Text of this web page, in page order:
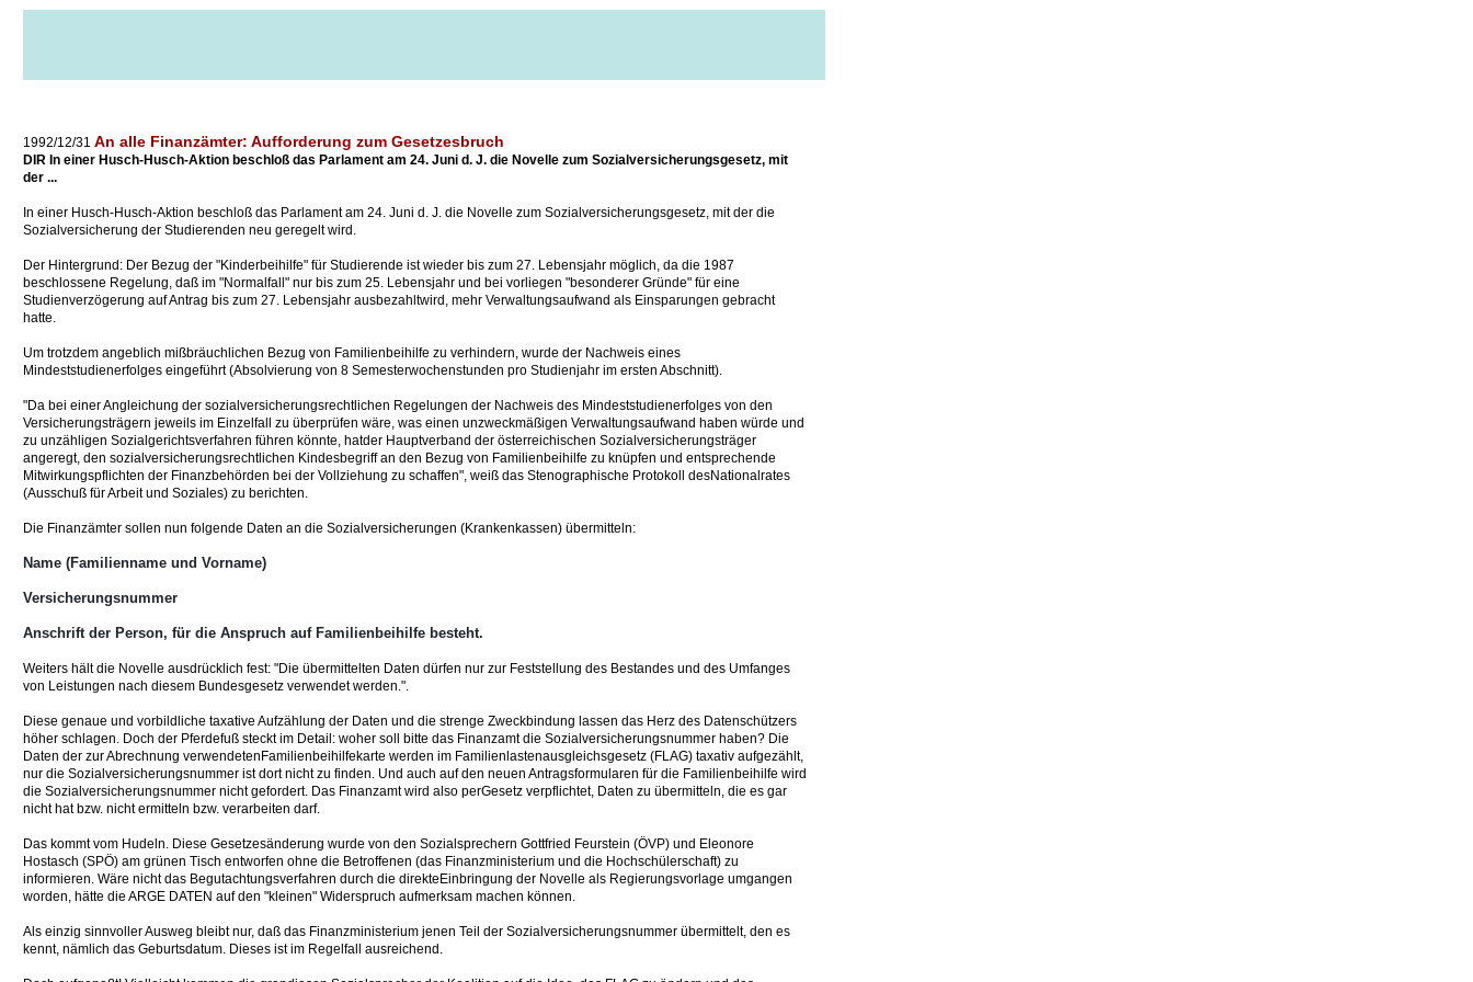
1992/12/31 An alle Finanzämter: Aufforderung zum Gesetzesbruch
DIR In einer Husch-Husch-Aktion beschloß das Parlament am 24. Juni d. J. die Novelle zum Sozialversicherungsgesetz, mit
der ...
In einer Husch-Husch-Aktion beschloß das Parlament am 24. Juni d. J. die Novelle zum Sozialversicherungsgesetz, mit der die
Sozialversicherung der Studierenden neu geregelt wird.
Der Hintergrund: Der Bezug der "Kinderbeihilfe" für Studierende ist wieder bis zum 27. Lebensjahr möglich, da die 1987
beschlossene Regelung, daß im "Normalfall" nur bis zum 25. Lebensjahr und bei vorliegen "besonderer Gründe" für eine
Studienverzögerung auf Antrag bis zum 27. Lebensjahr ausbezahltwird, mehr Verwaltungsaufwand als Einsparungen gebracht
hatte.
Um trotzdem angeblich mißbräuchlichen Bezug von Familienbeihilfe zu verhindern, wurde der Nachweis eines
Mindeststudienerfolges eingeführt (Absolvierung von 8 Semesterwochenstunden pro Studienjahr im ersten Abschnitt).
"Da bei einer Angleichung der sozialversicherungsrechtlichen Regelungen der Nachweis des Mindeststudienerfolges von den
Versicherungsträgern jeweils im Einzelfall zu überprüfen wäre, was einen unzweckmäßigen Verwaltungsaufwand haben würde und
zu unzähligen Sozialgerichtsverfahren führen könnte, hatder Hauptverband der österreichischen Sozialversicherungsträger
angeregt, den sozialversicherungsrechtlichen Kindesbegriff an den Bezug von Familienbeihilfe zu knüpfen und entsprechende
Mitwirkungspflichten der Finanzbehörden bei der Vollziehung zu schaffen", weiß das Stenographische Protokoll desNationalrates
(Ausschuß für Arbeit und Soziales) zu berichten.
Die Finanzämter sollen nun folgende Daten an die Sozialversicherungen (Krankenkassen) übermitteln:
Name (Familienname und Vorname)
Versicherungsnummer
Anschrift der Person, für die Anspruch auf Familienbeihilfe besteht.
Weiters hält die Novelle ausdrücklich fest: "Die übermittelten Daten dürfen nur zur Feststellung des Bestandes und des Umfanges
von Leistungen nach diesem Bundesgesetz verwendet werden.".
Diese genaue und vorbildliche taxative Aufzählung der Daten und die strenge Zweckbindung lassen das Herz des Datenschützers
höher schlagen. Doch der Pferdefuß steckt im Detail: woher soll bitte das Finanzamt die Sozialversicherungsnummer haben? Die
Daten der zur Abrechnung verwendetenFamilienbeihilfekarte werden im Familienlastenausgleichsgesetz (FLAG) taxativ aufgezählt,
nur die Sozialversicherungsnummer ist dort nicht zu finden. Und auch auf den neuen Antragsformularen für die Familienbeihilfe wird
die Sozialversicherungsnummer nicht gefordert. Das Finanzamt wird also perGesetz verpflichtet, Daten zu übermitteln, die es gar
nicht hat bzw. nicht ermitteln bzw. verarbeiten darf.
Das kommt vom Hudeln. Diese Gesetzesänderung wurde von den Sozialsprechern Gottfried Feurstein (ÖVP) und Eleonore
Hostasch (SPÖ) am grünen Tisch entworfen ohne die Betroffenen (das Finanzministerium und die Hochschülerschaft) zu
informieren. Wäre nicht das Begutachtungsverfahren durch die direkteEinbringung der Novelle als Regierungsvorlage umgangen
worden, hätte die ARGE DATEN auf den "kleinen" Widerspruch aufmerksam machen können.
Als einzig sinnvoller Ausweg bleibt nur, daß das Finanzministerium jenen Teil der Sozialversicherungsnummer übermittelt, den es
kennt, nämlich das Geburtsdatum. Dieses ist im Regelfall ausreichend.